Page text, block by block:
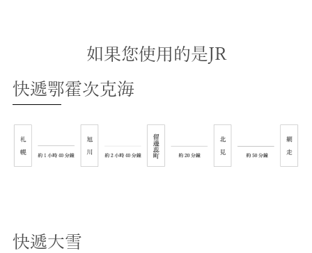
如果您使用的是JR
快遞鄂霍次克海
快遞大雪